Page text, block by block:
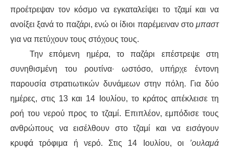
προέτρεψαν τον κόσμο να εγκαταλείψει το τζαμί και να
ανοίξει ξανά το παζάρι, ενώ οι ίδιοι παρέμειναν στο μπαστ
για να πετύχουν τους στόχους τους.
Την επόμενη ημέρα, το παζάρι επέστρεψε στη
συνηθισμένη του ρουτίνα∙ ωστόσο, υπήρχε έντονη
παρουσία στρατιωτικών δυνάμεων στην πόλη. Για δύο
ημέρες, στις 13 και 14 Ιουλίου, το κράτος απέκλεισε τη
ροή του νερού προς το τζαμί. Επιπλέον, εμπόδισε τους
ανθρώπους να εισέλθουν στο τζαμί και να εισάγουν
κρυφά τρόφιμα ή νερό. Στις 14 Ιουλίου, οι ’ουλαμά